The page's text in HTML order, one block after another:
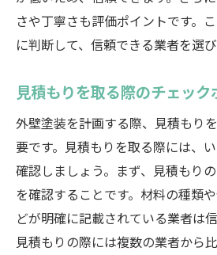
さや丁寧さも評価ポイントです。
に判断して、信頼できる業者を選び
見積もりを取る際のチェック
外壁塗装を計画する際、見積もり
要です。見積もりを取る際には、
確認しましょう。まず、見積もり
を確認することです。材料の種類
どが明確に記載されている業者は
見積もりの際には複数の業者から